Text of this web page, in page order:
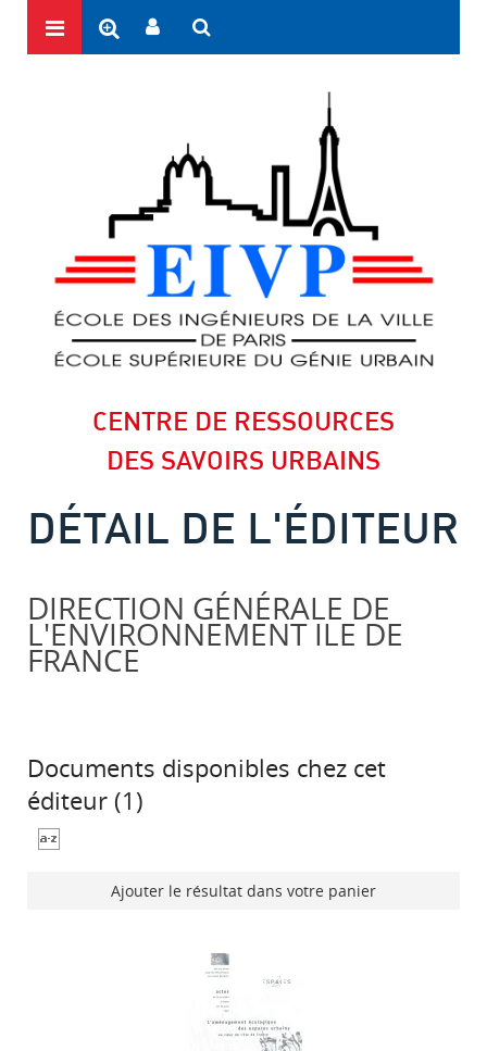
CENTRE DE RESSOURCES
DES SAVOIRS URBAINS
DÉTAIL DE L'ÉDITEUR
DIRECTION GÉNÉRALE DE
L'ENVIRONNEMENT ILE DE
FRANCE
Documents disponibles chez cet
éditeur (1 )
Ajouter le résultat dans votre panier